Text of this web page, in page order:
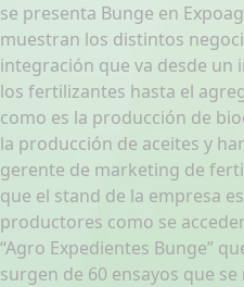
se presenta Bunge en
muestran los distintos
integración que va desde
los fertilizantes hasta el
como es la producción de
la producción de aceites y
gerente de marketing de
que el stand de la empresa
productores como se
“Agro Expedientes Bunge”
surgen de 60 ensayos que